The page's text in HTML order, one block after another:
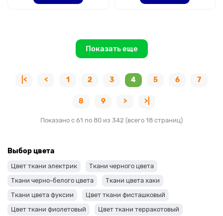
Показать еще
|< < 1 2 3 4 5 6 7
8 9 > >|
Показано с 61 по 80 из 342 (всего 18 страниц)
Выбор цвета
Цвет ткани электрик
Ткани черного цвета
Ткани черно-белого цвета
Ткани цвета хаки
Ткани цвета фуксии
Цвет ткани фисташковый
Цвет ткани фиолетовый
Цвет ткани терракотовый